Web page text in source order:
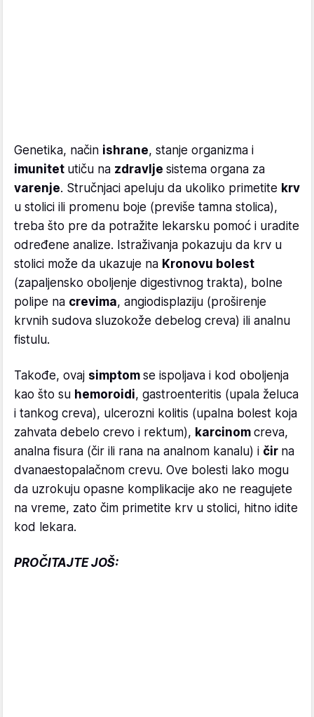
Genetika, način ishrane, stanje organizma i
imunitet utiču na zdravlje sistema organa za
varenje. Stručnjaci apeluju da ukoliko primetite krv
u stolici ili promenu boje (previše tamna stolica),
treba što pre da potražite lekarsku pomoć i uradite
određene analize. Istraživanja pokazuju da krv u
stolici može da ukazuje na Kronovu bolest
(zapaljensko oboljenje digestivnog trakta), bolne
polipe na crevima, angiodisplaziju (proširenje
krvnih sudova sluzokože debelog creva) ili analnu
fistulu.
Takođe, ovaj simptom se ispoljava i kod oboljenja
kao što su hemoroidi, gastroenteritis (upala želuca
i tankog creva), ulcerozni kolitis (upalna bolest koja
zahvata debelo crevo i rektum), karcinom creva,
analna fisura (čir ili rana na analnom kanalu) i čir na
dvanaestopalačnom crevu. Ove bolesti lako mogu
da uzrokuju opasne komplikacije ako ne reagujete
na vreme, zato čim primetite krv u stolici, hitno idite
kod lekara.
PROČITAJTE JOŠ: